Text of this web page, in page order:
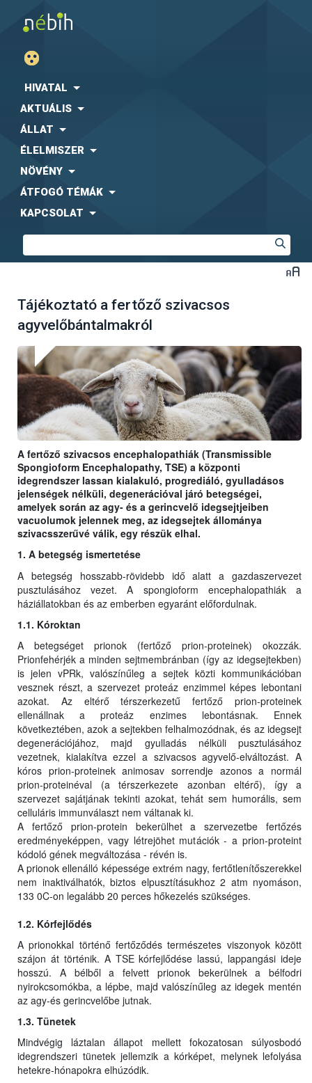
HIVATAL
AKTUÁLIS
ÁLLAT
ÉLELMISZER
NÖVÉNY
ÁTFOGÓ TÉMÁK
KAPCSOLAT
Tájékoztató a fertőző szivacsos
agyvelőbántalmakról
A fertőző szivacsos encephalopathiák (Transmissible
Spongioform Encephalopathy, TSE) a központi
idegrendszer lassan kialakuló, progrediáló, gyulladásos
jelenségek nélküli, degenerációval járó betegségei,
amelyek során az agy- és a gerincvelő idegsejtjeiben
vacuolumok jelennek meg, az idegsejtek állománya
szivacsszerűvé válik, egy részük elhal.
1. A betegség ismertetése
A betegség hosszabb-rövidebb idő alatt a gazdaszervezet
pusztulásához vezet. A spongioform encephalopathiák a
háziállatokban és az emberben egyaránt előfordulnak.
1.1. Kóroktan
A betegséget prionok (fertőző prion-proteinek) okozzák.
Prionfehérjék a minden sejtmembránban (így az idegsejtekben)
is jelen vPRk, valószínűleg a sejtek közti kommunikációban
vesznek részt, a szervezet proteáz enzimmel képes lebontani
azokat. Az eltérő térszerkezetű fertőző prion-proteinek
ellenállnak a proteáz enzimes lebontásnak. Ennek
következtében, azok a sejtekben felhalmozódnak, és az idegsejt
degenerációjához, majd gyulladás nélküli pusztulásához
vezetnek, kialakítva ezzel a szivacsos agyvelő-elváltozást. A
kóros prion-proteinek animosav sorrendje azonos a normál
prion-proteinéval (a térszerkezete azonban eltérő), így a
szervezet sajátjának tekinti azokat, tehát sem humorális, sem
celluláris immunválaszt nem váltanak ki.
A fertőző prion-protein bekerülhet a szervezetbe fertőzés
eredményeképpen, vagy létrejöhet mutációk - a prion-proteint
kódoló gének megváltozása - révén is.
A prionok ellenálló képessége extrém nagy, fertőtlenítőszerekkel
nem inaktiválhatók, biztos elpusztításukhoz 2 atm nyomáson,
133 0C-on legalább 20 perces hőkezelés szükséges.
1.2. Kórfejlődés
A prionokkal történő fertőződés természetes viszonyok között
szájon át történik. A TSE kórfejlődése lassú, lappangási ideje
hosszú. A bélből a felvett prionok bekerülnek a bélfodri
nyirokcsomókba, a lépbe, majd valószínűleg az idegek mentén
az agy-és gerincvelőbe jutnak.
1.3. Tünetek
Mindvégig láztalan állapot mellett fokozatosan súlyosbodó
idegrendszeri tünetek jellemzik a kórképet, melynek lefolyása
hetekre-hónapokra elhúzódik.